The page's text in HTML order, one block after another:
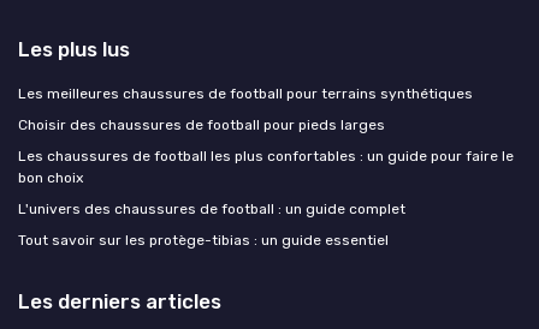
Les plus lus
Les meilleures chaussures de football pour terrains synthétiques
Choisir des chaussures de football pour pieds larges
Les chaussures de football les plus confortables : un guide pour faire le
bon choix
L'univers des chaussures de football : un guide complet
Tout savoir sur les protège-tibias : un guide essentiel
Les derniers articles